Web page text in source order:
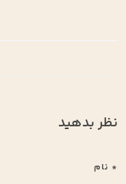
نظر بدهید
* نام